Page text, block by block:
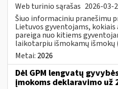
Web turinio sąrašas 2026-03-
Šiuo informaciniu pranešimu
Lietuvos gyventojams,
pareiga nuo kitiems
laikotarpiu išmokamų išmokų
Metai: 2026
Dėl GPM lengvatų
įmokoms deklaravimo už